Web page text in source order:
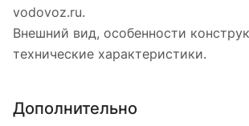
vodovoz.ru.
Внешний вид, особенности
технические характеристики.
Дополнительно